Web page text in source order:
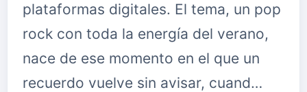
plataformas digitales. El tema, un pop
rock con toda la energía del verano,
nace de ese momento en el que un
recuerdo vuelve sin avisar, cuand…